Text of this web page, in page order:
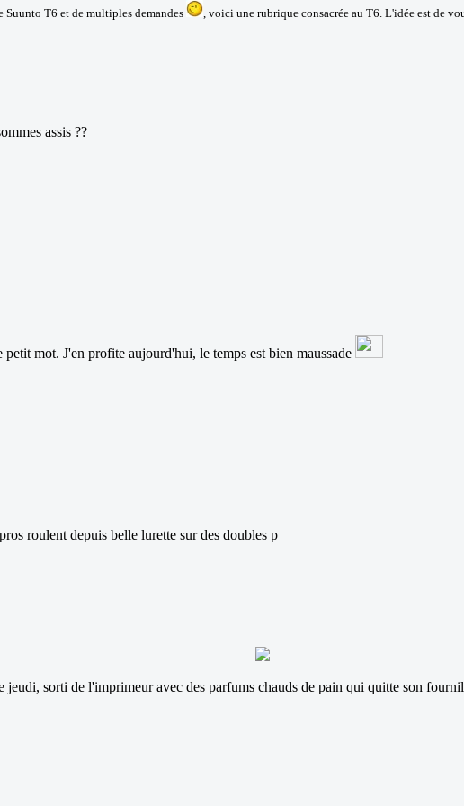
T6 et de multiples demandes , voici une rubrique consacrée au T6. L'idée est de
assis ??
mot. J'en profite aujourd'hui, le temps est bien maussade
roulent depuis belle lurette sur des doubles p
sorti de l'imprimeur avec des parfums chauds de pain qui quitte son